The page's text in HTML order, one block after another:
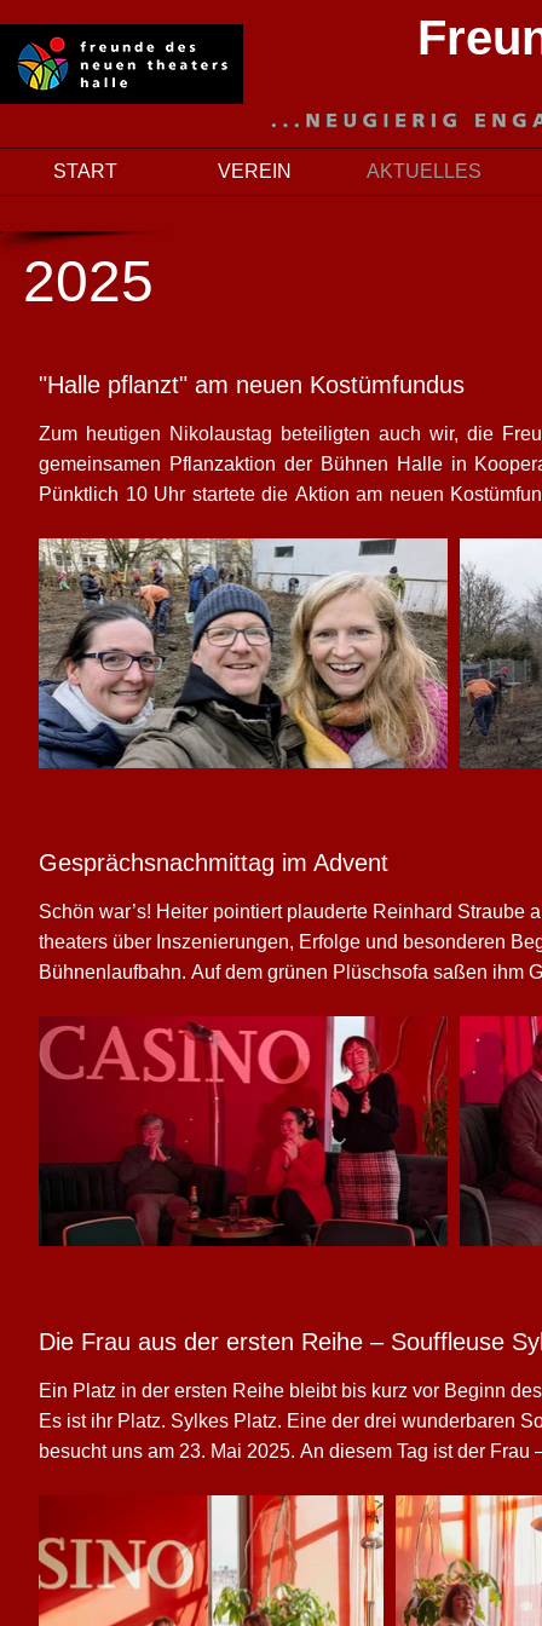
START VEREIN AKTUELLES
2025
"Halle pflanzt" am neuen
Zum heutigen Nikolaustag beteiligten auch wir, die
gemeinsamen Pflanzaktion der Bühnen Halle in
Pünktlich 10 Uhr startete die Aktion am neuen
heimischen Baumschulen auf uns. Gemeinsam wurde
mussten dem Spaten Platz machen. Viele Hände,
bei Bratwurst und Glühwein unser Werk begutachten.
die uns gezeigt hat, dass man gemeinsam recht zügig
wir ein starkes Zeichen für Klimaschutz,
Wiederholung gern.
Gesprächsnachmittag im
Schön war’s! Heiter pointiert plauderte Reinhard Straube
theaters über Inszenierungen, Erfolge und besonderen
Bühnenlaufbahn. Auf dem grünen Plüschsofa saßen ihm
die Erzählung des erfahrenen Mimen. Ein verschmitztes
Augenrollen, auch mal die große Geste... So kennen wir
unterhaltsamen Nachmittag verpasst hat, kann Reinhard
erleben. Wir, die anwesenden Freunde und Gäste,
Halleschen Theaters gut unterhalten und hatten bei
Freude an so mancher Episode vom Schauspiel in Halle.
Die Frau aus der ersten Reihe – Souffleuse
Ein Platz in der ersten Reihe bleibt bis kurz vor Beginn
Es ist ihr Platz. Sylkes Platz. Eine der drei wunderbaren
besucht uns am 23. Mai 2025. An diesem Tag ist der
So plaudert sie in ihrer unnachahmlichen Art und mit
Textaussetzern, schwelgt in Erinnerungen und spricht
der Bühne. Dass Theater Sylkes große Leidenschaft ist,
Während auf der Bühne die Emotionen explodieren, hält